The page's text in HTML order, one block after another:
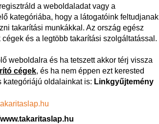
a weboldaladat vagy a
kategóriába, hogy a látogatóink feltudjanak
takarítási munkákkal. Az ország egész
és a legtöbb takarítási szolgáltatással.
weboldalra és ha tetszett akkor térj vissza
cégek, és ha nem éppen ezt kerested
kategóriájú oldalainkat is: Linkgyűjtemény